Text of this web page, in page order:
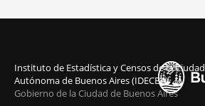
Instituto de Estadística y Censos de la Ciudad
Autónoma de Buenos Aires (IDECBA)
Gobierno de la Ciudad de Buenos Aires